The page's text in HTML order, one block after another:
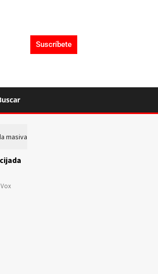
Suscríbete
de inmigrantes en Ceuta